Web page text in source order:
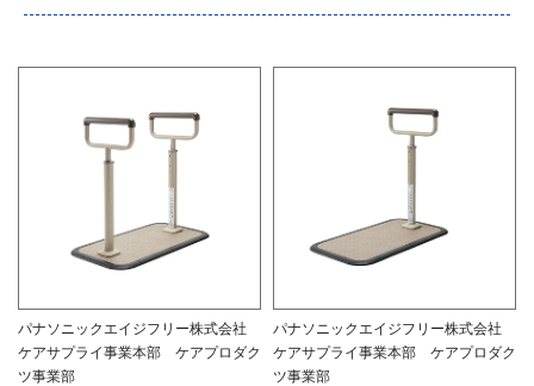
パナソニックエイジフリー株式会社
ケアサプライ事業本部 ケアプロダク
ツ事業部
パナソニックエイジフリー株式会社
ケアサプライ事業本部 ケアプロダク
ツ事業部